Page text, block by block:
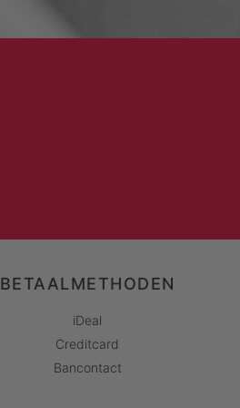
BETAALMETHODEN
iDeal
Creditcard
Bancontact